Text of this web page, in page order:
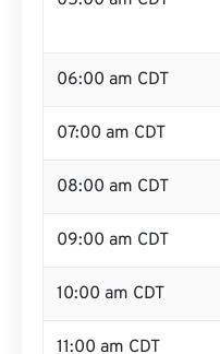
06:00 am CDT
07:00 am CDT
08:00 am CDT
09:00 am CDT
10:00 am CDT
11:00 am CDT